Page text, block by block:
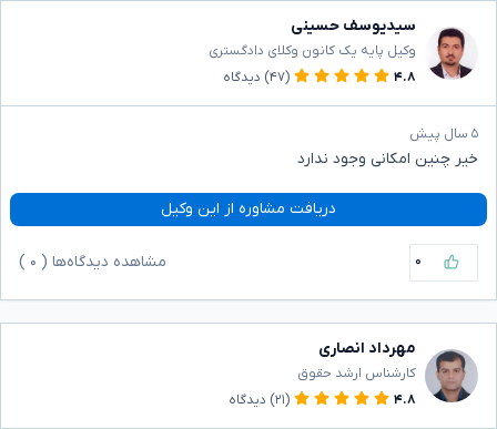
سیدیوسف حسینی
وکیل پایه یک کانون وکلای دادگستری
۴.۸
(۴۷) دیدگاه
۵ سال پیش
خیر چنین امکانی وجود ندارد
دریافت مشاوره از این وکیل
۰ مشاهده دیدگاه‌ها ( ۰
مهرداد انصاری
کارشناس ارشد حقوق
۴.۸
(۲۱) دیدگاه